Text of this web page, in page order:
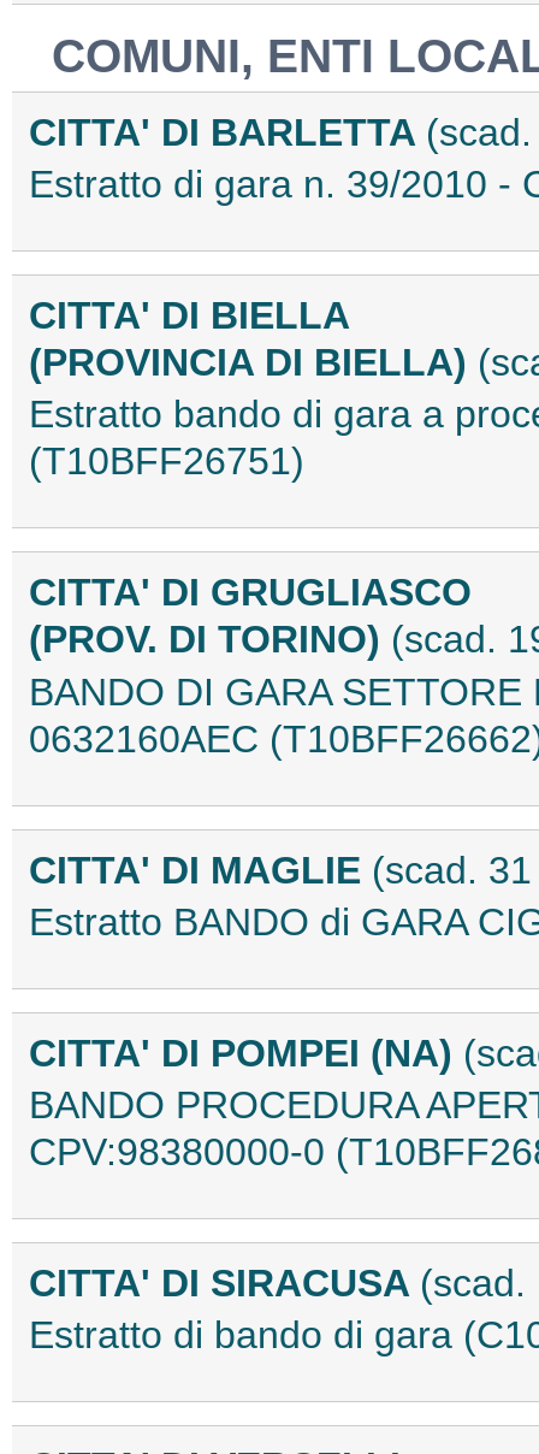
COMUNI, ENTI
CITTA' DI BARLETTA
Estratto di gara n. 39/2010 -
CITTA' DI BIELLA
(PROVINCIA DI BIELLA)
Estratto bando di gara a
(T10BFF26751)
CITTA' DI GRUGLIASCO
(PROV. DI TORINO) (scad.
BANDO DI GARA
0632160AEC
CITTA' DI MAGLIE (scad.
Estratto BANDO di GARA
CITTA' DI POMPEI (NA)
BANDO PROCEDURA
CPV:98380000-0
CITTA' DI SIRACUSA (scad.
Estratto di bando di gara